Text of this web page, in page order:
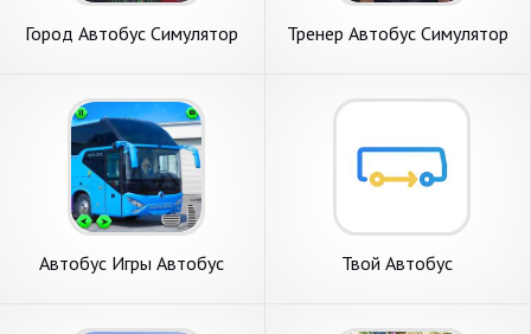
Город Автобус Симулятор
Тренер Автобус Симулятор
Автобус Игры Автобус
Твой Автобус